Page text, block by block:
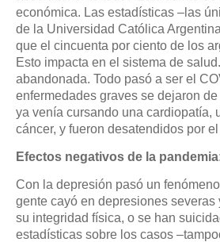
económica. Las estadísticas –las
de la Universidad Católica
que el cincuenta por ciento de los
Esto impacta en el sistema de
abandonada. Todo pasó a ser el
enfermedades graves se dejaron
ya venía cursando una cardiopatía,
cáncer, y fueron desatendidos por
Efectos negativos de la
Con la depresión pasó un
gente cayó en depresiones severas
su integridad física, o se han
estadísticas sobre los casos